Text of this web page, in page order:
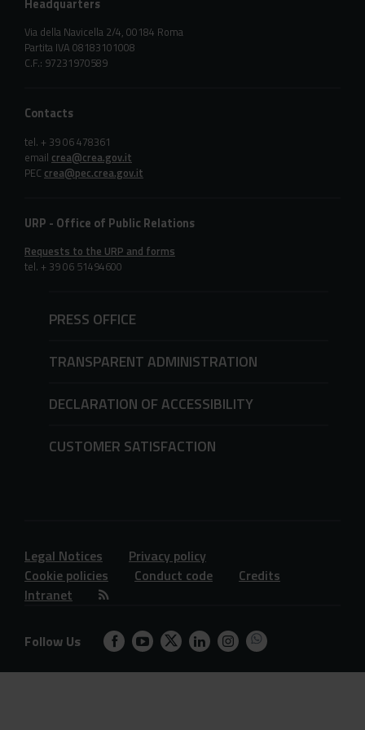
Headquarters
Via della Navicella 2/4, 00184 Roma
Partita IVA 08183101008
C.F.: 97231970589
Contacts
tel. + 39 06 478361
email crea@crea.gov.it
PEC crea@pec.crea.gov.it
URP - Office of Public Relations
Requests to the URP and forms
tel. + 39 06 51494600
PRESS OFFICE
TRANSPARENT ADMINISTRATION
DECLARATION OF ACCESSIBILITY
CUSTOMER SATISFACTION
Legal Notices
Privacy policy
Cookie policies
Conduct code
Credits
Intranet
Follow Us